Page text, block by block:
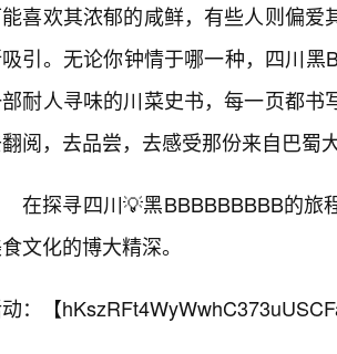
喜欢其浓郁的咸鲜，有些人则偏
引。无论你钟情于哪一种，四川
耐人寻味的川菜史书，每一页都
阅，去品尝，去感受那份来自巴蜀
在探寻四川💡黑BBBBBBBBB的旅
文化的博大精深。
：【